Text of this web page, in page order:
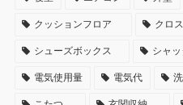
クッションフロア クロス
シューズボックス シャ
電気使用量 電気代